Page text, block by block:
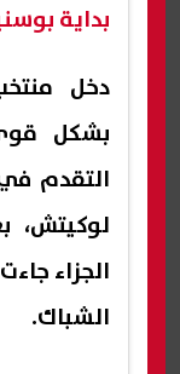
بداية
دخل
بشكل
لوكيتش،
الجزاء
الشباك.